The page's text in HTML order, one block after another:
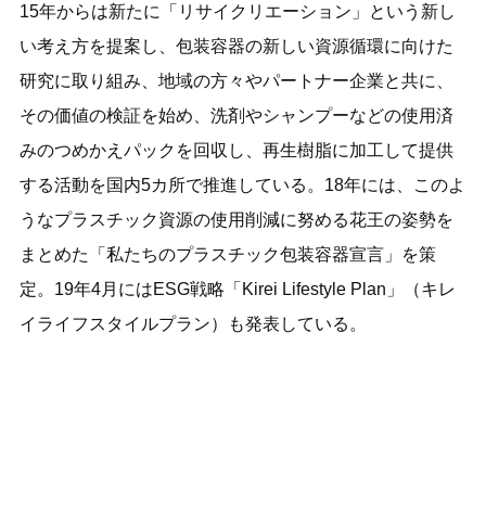
15年からは新たに「リサイクリエーション」という新し
い考え方を提案し、包装容器の新しい資源循環に向けた
研究に取り組み、地域の方々やパートナー企業と共に、
その価値の検証を始め、洗剤やシャンプーなどの使用済
みのつめかえパックを回収し、再生樹脂に加工して提供
する活動を国内5カ所で推進している。18年には、このよ
うなプラスチック資源の使用削減に努める花王の姿勢を
まとめた「私たちのプラスチック包装容器宣言」を策
定。19年4月にはESG戦略「Kirei Lifestyle Plan」（キレ
イライフスタイルプラン）も発表している。